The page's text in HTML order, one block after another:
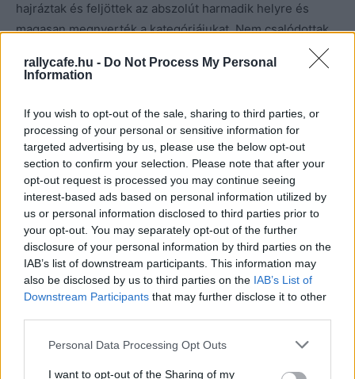
rallycafe.hu - Do Not Process My Personal
Information
If you wish to opt-out of the sale, sharing to third parties, or
processing of your personal or sensitive information for
targeted advertising by us, please use the below opt-out
section to confirm your selection. Please note that after your
opt-out request is processed you may continue seeing
interest-based ads based on personal information utilized by
us or personal information disclosed to third parties prior to
your opt-out. You may separately opt-out of the further
disclosure of your personal information by third parties on the
IAB’s list of downstream participants. This information may
also be disclosed by us to third parties on the IAB’s List of
Downstream Participants that may further disclose it to other
Please note that this website/app uses one or more Google
not limited to your visit or usage behaviour. You may click to
Personal Data Processing Opt Outs
I want to opt-out of the Sharing of my
hajráztak és feljöttek az abszolút harmadik helyre és
magasan megnyerték a kategóriájukat. Nem csalódottak
az eredmény miatt, elismerték a hibát, de tény, hogy az
ott eldobott másodpercek a végelszámolásnál az első
továbbra is ott vannak a Rally3-as bajnokság élen.”
Fotó: Sári Péter #Rallyhearthu